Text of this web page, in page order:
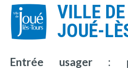
VILLE DE
JOUÉ-
Entrée usager :